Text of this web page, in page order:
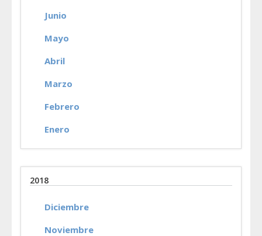
Junio
Mayo
Abril
Marzo
Febrero
Enero
2018
Diciembre
Noviembre